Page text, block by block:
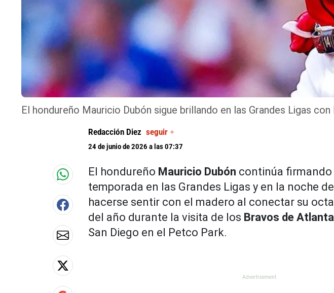
El hondureño Mauricio Dubón sigue brillando en las Grandes Ligas
Redacción Diez seguir +
24 de junio de 2026 a las 07:37
El hondureño Mauricio Dubón continúa
temporada en las Grandes Ligas y en la noche
hacerse sentir con el madero al conectar su
del año durante la visita de los Bravos de Atlanta
San Diego en el Petco Park.